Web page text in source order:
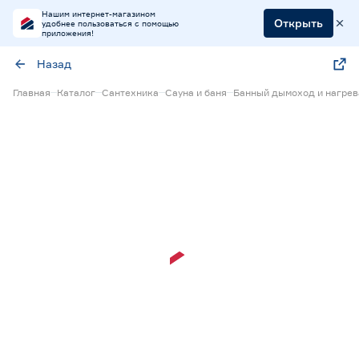
Нашим интернет-магазином
удобнее пользоваться с помощью
приложения!
Открыть
Назад
Главная Каталог Сантехника Сауна и баня Банный дымоход и